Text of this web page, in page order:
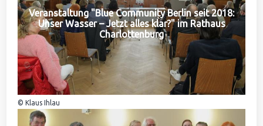
Veranstaltung "Blue Community Berlin seit 2018:
Unser Wasser – Jetzt alles klar?" im Rathaus
Charlottenburg
© Klaus Ihlau